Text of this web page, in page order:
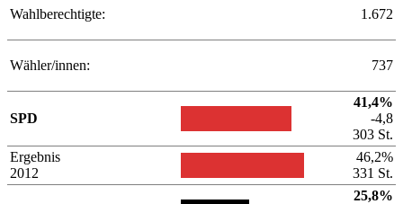
Wahlberechtigte: 1.672
Wähler/innen: 737
SPD
41,4%
-4,8
303 St.
Ergebnis
2012
46,2%
331 St.
25,8%